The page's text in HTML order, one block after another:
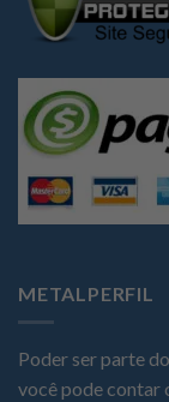
METALPERFIL
Poder ser parte
você pode contar